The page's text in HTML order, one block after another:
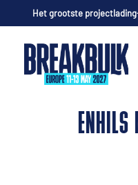
Het grootste
ENHILS